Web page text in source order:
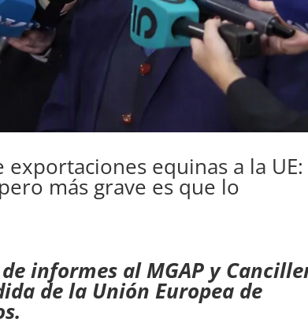
equinas a la UE:
más grave es que lo
informes al MGAP y
de la Unión Europea de